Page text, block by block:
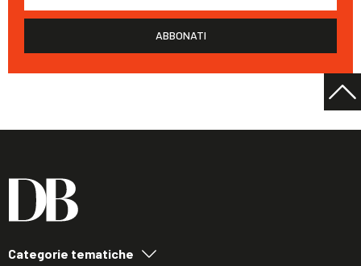
ABBONATI
Categorie tematiche